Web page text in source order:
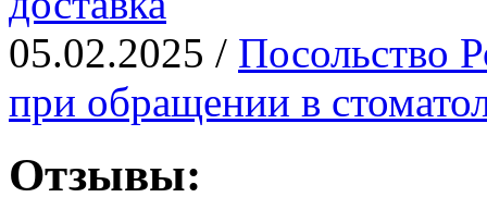
05.02.2025 / Посольство
при обращении в
Отзывы: